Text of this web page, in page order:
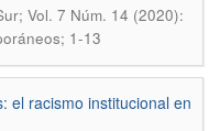
Vol. 7 Núm. 14 (2020):
1-13
el racismo institucional en